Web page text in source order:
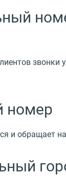
звонки
номер
и обращает